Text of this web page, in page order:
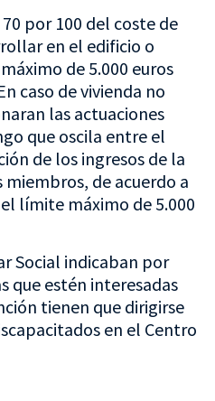
por 100 del coste de
en el edificio o
de 5.000 euros
caso de vivienda no
las actuaciones
que oscila entre el
de los ingresos de la
miembros, de acuerdo a
límite máximo de 5.000
Social indicaban por
que estén interesadas
tienen que dirigirse
en el Centro